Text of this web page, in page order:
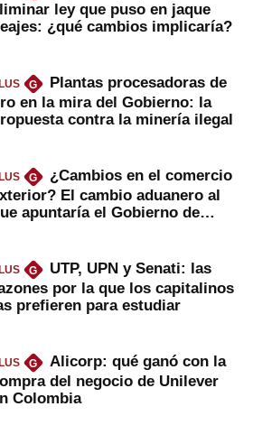
ley que puso en jaque
¿qué cambios implicaría?
G
Plantas procesadoras de
en la mira del Gobierno: la
contra la minería ilegal
G
¿Cambios en el comercio
El cambio aduanero al
apuntaría el Gobierno de
G
UTP, UPN y Senati: las
por la que los capitalinos
prefieren para estudiar
G
Alicorp: qué ganó con la
del negocio de Unilever
Colombia